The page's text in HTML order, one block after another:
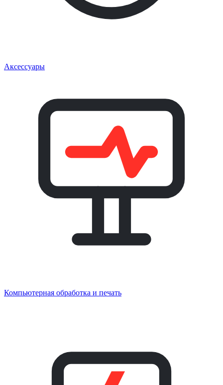
Аксессуары
Компьютерная обработка и печать